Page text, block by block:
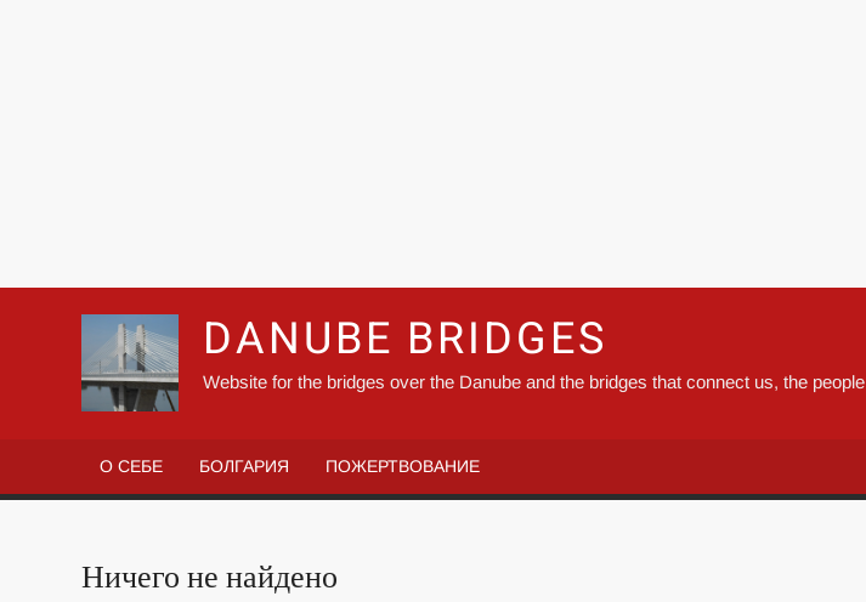
DANUBE BRIDGES
Website for the bridges over the Danube and the bridges that connect us, the people
О СЕБЕ БОЛГАРИЯ ПОЖЕРТВОВАНИЕ
Ничего не найдено